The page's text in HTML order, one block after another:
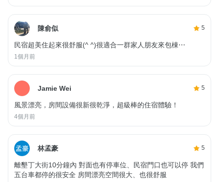
陳俞似 5
民宿超美住起來很舒服(^ ^)很適合一群家人朋友來包棟⋯
1個月前
Jamie Wei 5
風景漂亮，房間設備很新很乾淨，超級棒的住宿體驗！
4個月前
林孟豪 5
離墾丁大街10分鐘內 對面也有停車位、民宿門口也可以停 我們
五台車都停的很安全 房間漂亮空間很大、也很舒服